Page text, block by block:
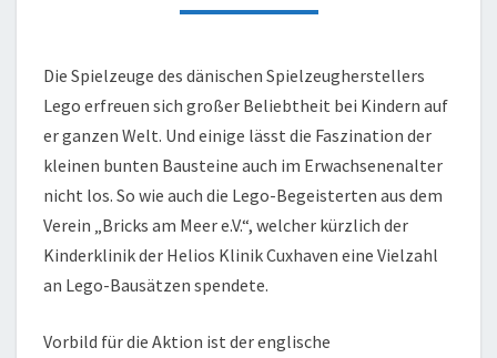
Die Spielzeuge des dänischen Spielzeugherstellers
Lego erfreuen sich großer Beliebtheit bei Kindern auf
er ganzen Welt. Und einige lässt die Faszination der
kleinen bunten Bausteine auch im Erwachsenenalter
nicht los. So wie auch die Lego-Begeisterten aus dem
Verein „Bricks am Meer e.V.“, welcher kürzlich der
Kinderklinik der Helios Klinik Cuxhaven eine Vielzahl
an Lego-Bausätzen spendete.
Vorbild für die Aktion ist der englische